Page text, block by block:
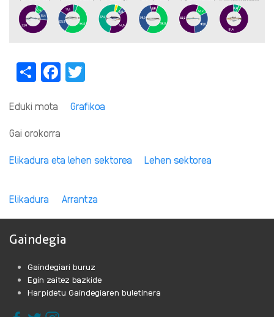
ShareFacebook
Eduki mota Grafikoa
Gai orokorra
Elikadura eta lehen sektorea Lehen sektorea
Elikadura Arrantza
Gaindegia
Gaindegiari buruz
Egin zaitez bazkide
Harpidetu Gaindegiaren buletinera